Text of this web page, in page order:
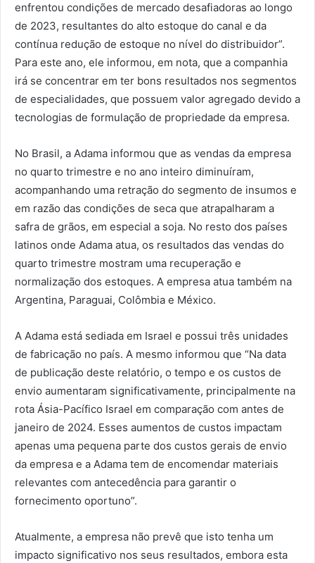
enfrentou condições de mercado desafiadoras ao longo
de 2023, resultantes do alto estoque do canal e da
contínua redução de estoque no nível do distribuidor”.
Para este ano, ele informou, em nota, que a companhia
irá se concentrar em ter bons resultados nos segmentos
de especialidades, que possuem valor agregado devido a
tecnologias de formulação de propriedade da empresa.
No Brasil, a Adama informou que as vendas da empresa
no quarto trimestre e no ano inteiro diminuíram,
acompanhando uma retração do segmento de insumos e
em razão das condições de seca que atrapalharam a
safra de grãos, em especial a soja. No resto dos países
latinos onde Adama atua, os resultados das vendas do
quarto trimestre mostram uma recuperação e
normalização dos estoques. A empresa atua também na
Argentina, Paraguai, Colômbia e México.
A Adama está sediada em Israel e possui três unidades
de fabricação no país. A mesmo informou que “Na data
de publicação deste relatório, o tempo e os custos de
envio aumentaram significativamente, principalmente na
rota Ásia-Pacífico Israel em comparação com antes de
janeiro de 2024. Esses aumentos de custos impactam
apenas uma pequena parte dos custos gerais de envio
da empresa e a Adama tem de encomendar materiais
relevantes com antecedência para garantir o
fornecimento oportuno”.
Atualmente, a empresa não prevê que isto tenha um
impacto significativo nos seus resultados, embora esta